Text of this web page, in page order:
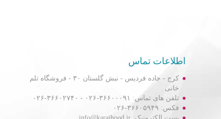
اطلاعات تماس
کرج - جاده فردیس - نبش گلستان ۳۰ - فروشگاه تلم
خانی
تلفن های تماس: ۳۶۶۰۰۰۹۱-۰۲۶ - ۳۶۶۰۲۷۴۰-۰۲۶
فکس: ۳۶۶۰۵۹۴۹-۰۲۶